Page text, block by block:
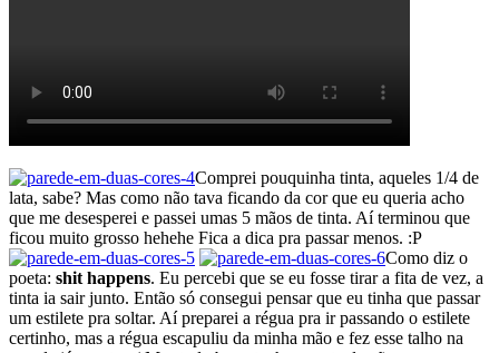
Comprei pouquinha tinta, aqueles 1/4 de
lata, sabe? Mas como não tava ficando da cor que eu queria acho
que me desesperei e passei umas 5 mãos de tinta. Aí terminou que
ficou muito grosso hehehe Fica a dica pra passar menos. :P
Como diz o
poeta: shit happens. Eu percebi que se eu fosse tirar a fita de vez, a
tinta ia sair junto. Então só consegui pensar que eu tinha que passar
um estilete pra soltar. Aí preparei a régua pra ir passando o estilete
certinho, mas a régua escapuliu da minha mão e fez esse talho na